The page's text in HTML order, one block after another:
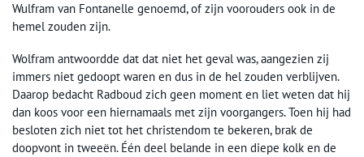
Wulfram van Fontanelle genoemd, of zijn voorouders ook in de
hemel zouden zijn.
Wolfram antwoordde dat dat niet het geval was, aangezien zij
immers niet gedoopt waren en dus in de hel zouden verblijven.
Daarop bedacht Radboud zich geen moment en liet weten dat hij
dan koos voor een hiernamaals met zijn voorgangers. Toen hij had
besloten zich niet tot het christendom te bekeren, brak de
doopvont in tweeën. Één deel belande in een diepe kolk en de